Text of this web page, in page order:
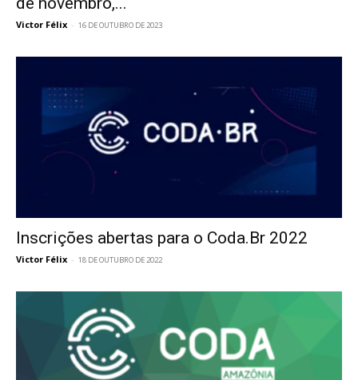
Victor Félix - 16 DE OUTUBRO DE 2023
Inscrições abertas para o Coda.Br 2022
Victor Félix - 18 DE OUTUBRO DE 2022